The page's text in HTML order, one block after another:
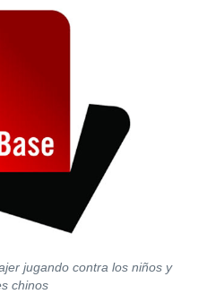
jugando contra los niños y
chinos